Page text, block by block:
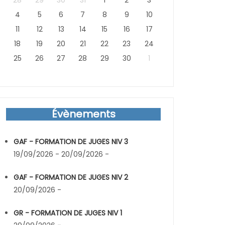
4
5 6 7 8 9
10
11
12 13 14 15 16
17
18
19 20 21 22 23
24
25
26 27 28 29 30 1
Évènements
GAF - FORMATION DE JUGES NIV 3
19/09/2026 - 20/09/2026 -
GAF - FORMATION DE JUGES NIV 2
20/09/2026 -
GR - FORMATION DE JUGES NIV 1